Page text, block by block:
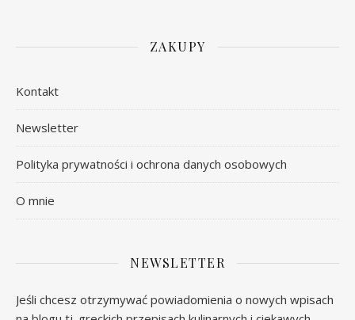
ZAKUPY
Kontakt
Newsletter
Polityka prywatności i ochrona danych osobowych
O mnie
NEWSLETTER
Jeśli chcesz otrzymywać powiadomienia o nowych wpisach